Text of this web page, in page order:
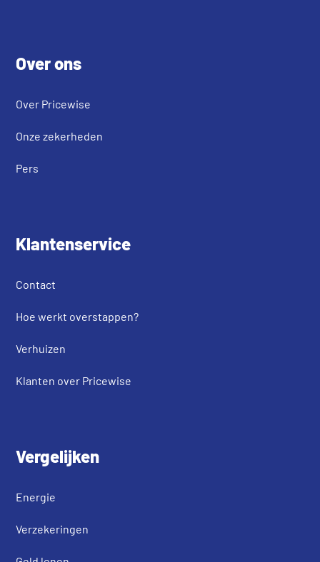
Over ons
Over Pricewise
Onze zekerheden
Pers
Klantenservice
Contact
Hoe werkt overstappen?
Verhuizen
Klanten over Pricewise
Vergelijken
Energie
Verzekeringen